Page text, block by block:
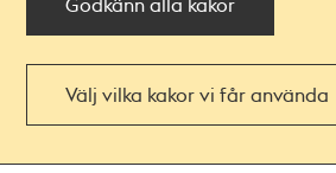
Välj vilka kakor vi får använda